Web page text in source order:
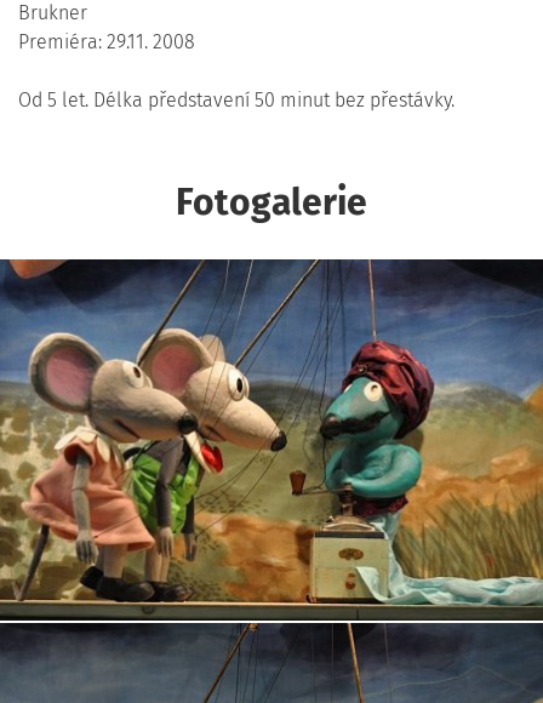
Brukner
Premiéra: 29.11. 2008
Od 5 let. Délka představení 50 minut bez přestávky.
Fotogalerie